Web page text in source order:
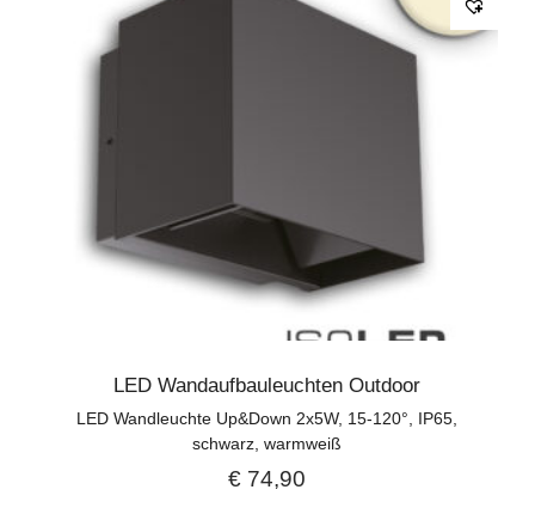
LED Wandaufbauleuchten Outdoor
LED Wandleuchte Up&Down 2x5W, 15-120°, IP65,
schwarz, warmweiß
€ 74,90